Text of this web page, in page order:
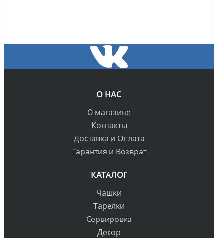
О НАС
О магазине
Контакты
Доставка и Оплата
Гарантия и Возврат
КАТАЛОГ
Чашки
Тарелки
Сервировка
Декор